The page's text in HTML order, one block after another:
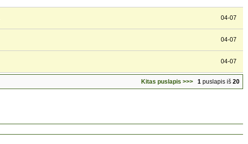
04-07
04-07
04-07
Kitas puslapis >>> 1 puslapis iš 20